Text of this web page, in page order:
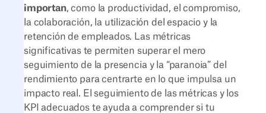
importan, como la productividad, el compromiso,
la colaboración, la utilización del espacio y la
retención de empleados. Las métricas
significativas te permiten superar el mero
seguimiento de la presencia y la “paranoia” del
rendimiento para centrarte en lo que impulsa un
impacto real. El seguimiento de las métricas y los
KPI adecuados te ayuda a comprender si tu